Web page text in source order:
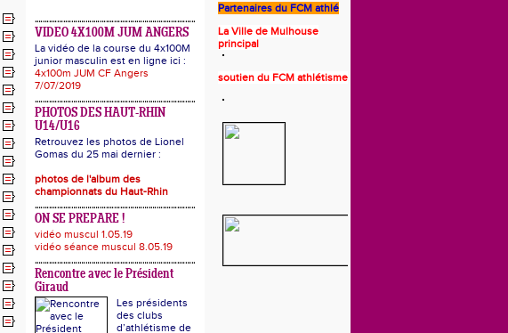
VIDEO 4X100M JUM ANGERS
La vidéo de la course du 4x100M
junior masculin est en ligne ici :
4x100m JUM CF Angers
7/07/2019
PHOTOS DES HAUT-RHIN
U14/U16
Retrouvez les photos de Lionel
Gomas du 25 mai dernier :
photos de l'album des
championnats du Haut-Rhin
ON SE PREPARE !
vidéo muscul 1.05.19
vidéo séance muscul 8.05.19
Rencontre avec le Président
Giraud
Les présidents
des clubs
d’athlétisme de
Partenaires du FCM athlé
La Ville de Mulhouse
principal
soutien du FCM athlétisme